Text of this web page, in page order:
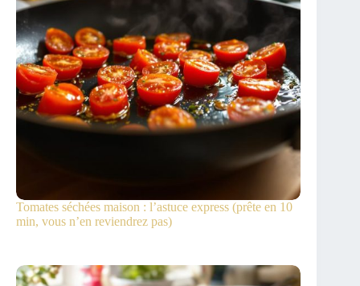
Tomates séchées maison : l’astuce express (prête en 10
min, vous n’en reviendrez pas)